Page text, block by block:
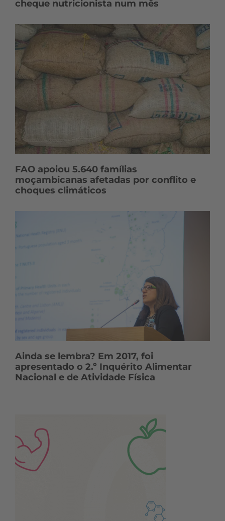
cheque nutricionista num mês
FAO apoiou 5.640 famílias
moçambicanas afetadas por conflito e
choques climáticos
Ainda se lembra? Em 2017, foi
apresentado o 2.º Inquérito Alimentar
Nacional e de Atividade Física